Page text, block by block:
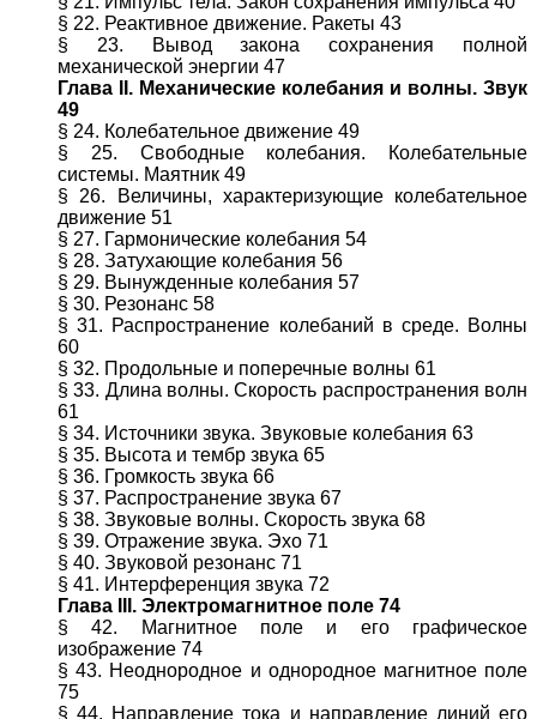
§ 22. Реактивное движение. Ракеты 43
§ 23. Вывод закона сохранения полной
механической энергии 47
Глава II. Механические колебания и волны. Звук
49
§ 24. Колебательное движение 49
§ 25. Свободные колебания. Колебательные
системы. Маятник 49
§ 26. Величины, характеризующие колебательное
движение 51
§ 27. Гармонические колебания 54
§ 28. Затухающие колебания 56
§ 29. Вынужденные колебания 57
§ 30. Резонанс 58
§ 31. Распространение колебаний в среде. Волны
60
§ 32. Продольные и поперечные волны 61
§ 33. Длина волны. Скорость распространения волн
61
§ 34. Источники звука. Звуковые колебания 63
§ 35. Высота и тембр звука 65
§ 36. Громкость звука 66
§ 37. Распространение звука 67
§ 38. Звуковые волны. Скорость звука 68
§ 39. Отражение звука. Эхо 71
§ 40. Звуковой резонанс 71
§ 41. Интерференция звука 72
Глава III. Электромагнитное поле 74
§ 42. Магнитное поле и его графическое
изображение 74
§ 43. Неоднородное и однородное магнитное поле
75
§ 44. Направление тока и направление линий его